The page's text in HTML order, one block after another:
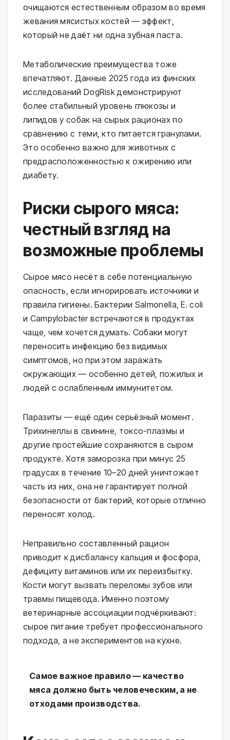
очищаются естественным образом во время
жевания мясистых костей — эффект,
который не даёт ни одна зубная паста.
Метаболические преимущества тоже
впечатляют. Данные 2025 года из финских
исследований DogRisk демонстрируют
более стабильный уровень глюкозы и
липидов у собак на сырых рационах по
сравнению с теми, кто питается гранулами.
Это особенно важно для животных с
предрасположенностью к ожирению или
диабету.
Риски сырого мяса:
честный взгляд на
возможные проблемы
Сырое мясо несёт в себе потенциальную
опасность, если игнорировать источники и
правила гигиены. Бактерии Salmonella, E. coli
и Campylobacter встречаются в продуктах
чаще, чем хочется думать. Собаки могут
переносить инфекцию без видимых
симптомов, но при этом заражать
окружающих — особенно детей, пожилых и
людей с ослабленным иммунитетом.
Паразиты — ещё один серьёзный момент.
Трихинеллы в свинине, токсо-плазмы и
другие простейшие сохраняются в сыром
продукте. Хотя заморозка при минус 25
градусах в течение 10–20 дней уничтожает
часть из них, она не гарантирует полной
безопасности от бактерий, которые отлично
переносят холод.
Неправильно составленный рацион
приводит к дисбалансу кальция и фосфора,
дефициту витаминов или их переизбытку.
Кости могут вызвать переломы зубов или
травмы пищевода. Именно поэтому
ветеринарные ассоциации подчёркивают:
сырое питание требует профессионального
подхода, а не экспериментов на кухне.
Самое важное правило — качество
мяса должно быть человеческим, а не
отходами производства.